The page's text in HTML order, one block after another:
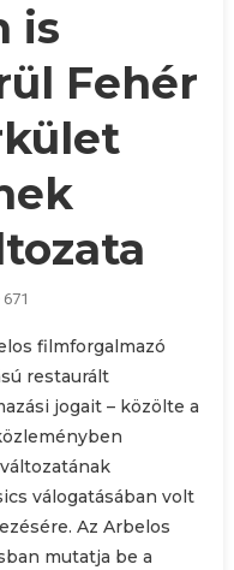
is
Fehér
671
filmforgalmazó
restaurált
jogait – közölte a
válogatásában volt
Az Arbelos
mutatja be a